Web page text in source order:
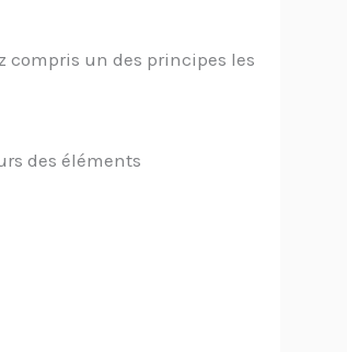
compris un des principes les
des éléments